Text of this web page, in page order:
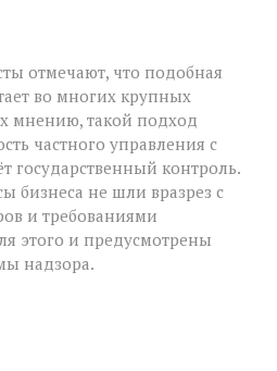
отмечают, что подобная
во многих крупных
мнению, такой подход
частного управления с
государственный контроль.
бизнеса не шли вразрез с
и требованиями
этого и предусмотрены
надзора.